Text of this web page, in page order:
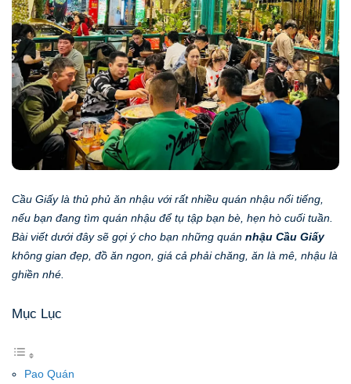
Cầu Giấy là thủ phủ ăn nhậu với rất nhiều quán nhậu nổi tiếng,
nếu bạn đang tìm quán nhậu để tụ tập bạn bè, hẹn hò cuối tuần.
Bài viết dưới đây sẽ gợi ý cho bạn những quán nhậu Cầu Giấy
không gian đẹp, đồ ăn ngon, giá cả phải chăng, ăn là mê, nhậu là
ghiền nhé.
Mục Lục
Pao Quán